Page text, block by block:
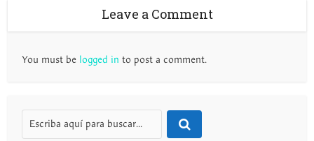
Leave a Comment
You must be logged in to post a comment.